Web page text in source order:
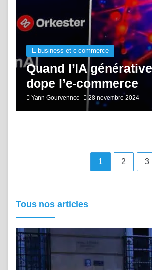
E-business et e-commerce
Quand l’IA générative
dope l’e-commerce
Yann Gourvennec 28 novembre 2024
1 2 3
Tous nos articles